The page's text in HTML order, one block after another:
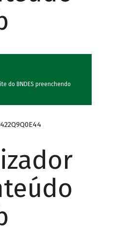
do BNDES preenchendo